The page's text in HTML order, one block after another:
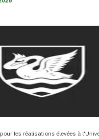
les réalisations élevées à